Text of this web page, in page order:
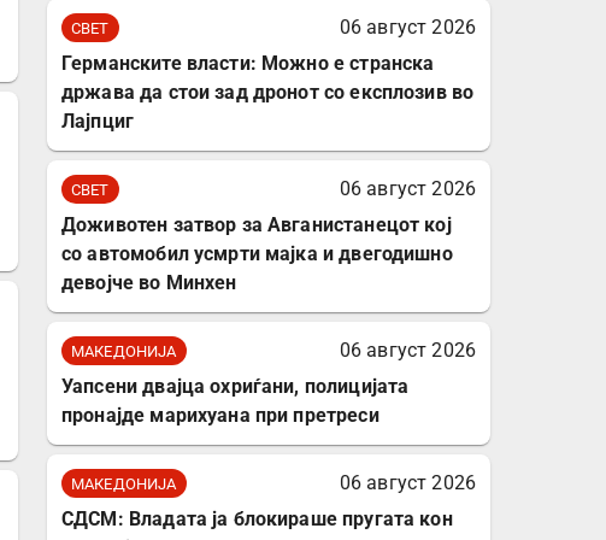
комплет за заштита на
СВЕТ
06 август 2026
Германските власти: Можно е странска
држава да стои зад дронот со експлозив во
Лајпциг
СВЕТ
06 август 2026
Доживотен затвор за Авганистанецот кој
со автомобил усмрти мајка и двегодишно
девојче во Минхен
МАКЕДОНИЈА
06 август 2026
Уапсени двајца охриѓани, полицијата
пронајде марихуана при претреси
МАКЕДОНИЈА
06 август 2026
СДСМ: Владата ја блокираше пругата кон